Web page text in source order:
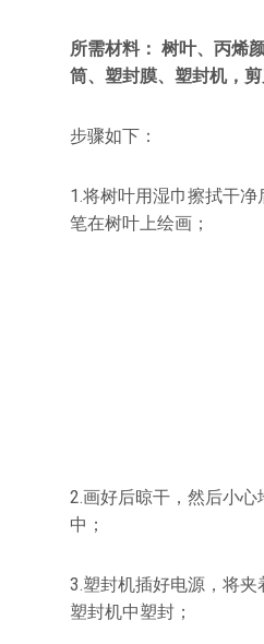
所需材料： 树叶、丙烯
筒、塑封膜、塑封机，
步骤如下：
1.将树叶用湿巾擦拭干
笔在树叶上绘画；
2.画好后晾干，然后小
中；
3.塑封机插好电源，将夹
塑封机中塑封；